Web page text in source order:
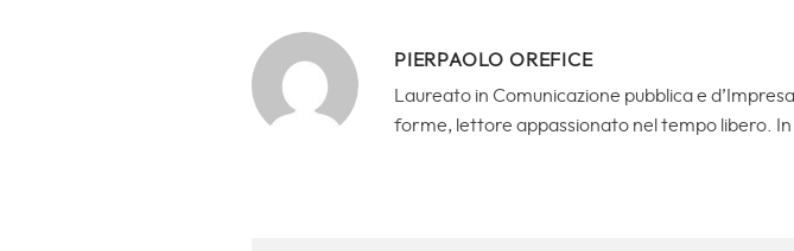
PIERPAOLO OREFICE
Laureato in Comunicazione pubblica e
forme, lettore appassionato nel tempo libero. In